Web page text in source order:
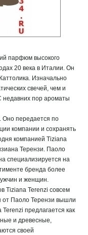
парфюм высокого
20 века в Италии. Он
Изначально
свечей, чем и
недавних пор ароматы
Оно передается по
компании и сохранять
компанией Tiziana
Терензи. Паоло
специализируется на
бренда более
и женщин.
Tiziana Terenzi совсем
от Паоло Терензи вышли
предлагается как
и древесные,
своей